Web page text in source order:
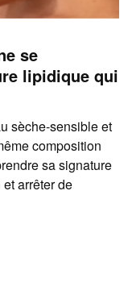
se
lipidique qui
sèche-sensible et
composition
sa signature
arrêter de